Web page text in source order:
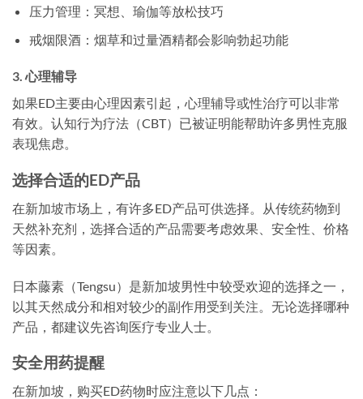
压力管理：冥想、瑜伽等放松技巧
戒烟限酒：烟草和过量酒精都会影响勃起功能
3. 心理辅导
如果ED主要由心理因素引起，心理辅导或性治疗可以非常
有效。认知行为疗法（CBT）已被证明能帮助许多男性克服
表现焦虑。
选择合适的ED产品
在新加坡市场上，有许多ED产品可供选择。从传统药物到
天然补充剂，选择合适的产品需要考虑效果、安全性、价格
等因素。
日本藤素（Tengsu）是新加坡男性中较受欢迎的选择之一，
以其天然成分和相对较少的副作用受到关注。无论选择哪种
产品，都建议先咨询医疗专业人士。
安全用药提醒
在新加坡，购买ED药物时应注意以下几点：